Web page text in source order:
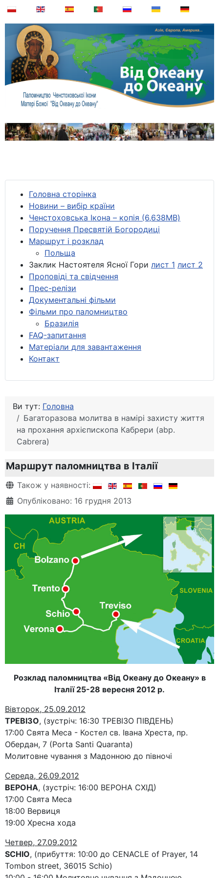
Головна сторінка
Новини – вибір країни
Ченстоховська Ікона – копія (6,638MB)
Поручення Пресвятій Богородиці
Маршрут і розклад
Польща
Заклик Настоятеля Ясної Гори лист 1 лист 2
Проповіді та свідчення
Прес-релізи
Документальні фільми
Фільми про паломництво
Бразилія
FAQ-запитання
Матеріали для завантаження
Контакт
Ви тут: Головна
Багаторазова молитва в намірі захисту життя
на прохання архієпископа Кабрери (abp.
Cabrera)
Маршрут паломництва в Італії
Деталі
Також у наявності:
Опубліковано: 16 грудня 2013
Розклад паломництва «Від Океану до Океану» в
Італії 25-28 вересня 2012 р.
Вівторок, 25.09.2012
ТРЕВІЗО, (зустріч: 16:30 ТРЕВІЗО ПІВДЕНЬ)
17:00 Свята Меса - Костел св. Івана Хреста, пр.
Обердан, 7 (Porta Santi Quaranta)
Молитовне чування з Мадонною до півночі
Середа, 26.09.2012
ВЕРОНА, (зустріч: 16:00 ВЕРОНА СХІД)
17:00 Свята Меса
18:00 Вервиця
19:00 Хресна хода
Четвер, 27.09.2012
SCHIO, (прибуття: 10:00 до CENACLE of Prayer, 14
Tombon street, 36015 Schio)